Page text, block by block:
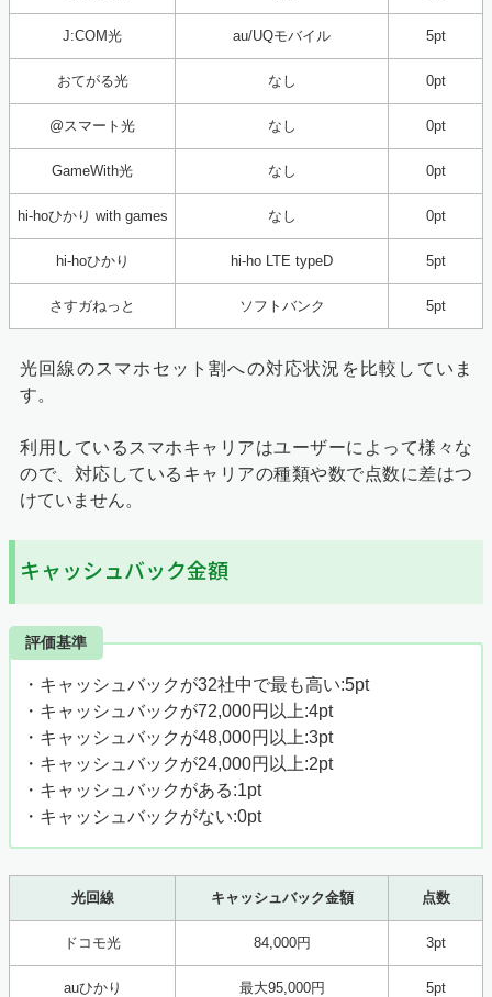
J:COM光 au/UQモバイル 5pt
おてがる光 なし 0pt
@スマート光 なし 0pt
GameWith光 なし 0pt
hi-hoひかり with games なし 0pt
hi-hoひかり hi-ho LTE typeD 5pt
さすガねっと ソフトバンク 5pt
光回線のスマホセット割への対応状況を比較していま
す。
利用しているスマホキャリアはユーザーによって様々な
ので、対応しているキャリアの種類や数で点数に差はつ
けていません。
キャッシュバック金額
評価基準
・キャッシュバックが32社中で最も高い:5pt
・キャッシュバックが72,000円以上:4pt
・キャッシュバックが48,000円以上:3pt
・キャッシュバックが24,000円以上:2pt
・キャッシュバックがある:1pt
・キャッシュバックがない:0pt
光回線 キャッシュバック金額 点数
ドコモ光 84,000円 3pt
auひかり 最大95,000円 5pt